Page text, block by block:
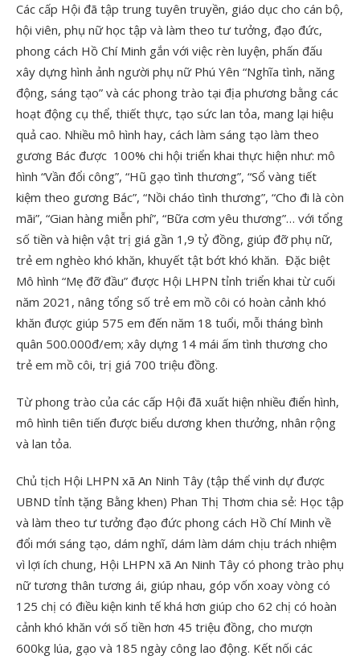
Các cấp Hội đã tập trung tuyên truyền, giáo dục cho cán bộ,
hội viên, phụ nữ học tập và làm theo tư tưởng, đạo đức,
phong cách Hồ Chí Minh gắn với việc rèn luyện, phấn đấu
xây dựng hình ảnh người phụ nữ Phú Yên “Nghĩa tình, năng
động, sáng tạo” và các phong trào tại địa phương bằng các
hoạt động cụ thể, thiết thực, tạo sức lan tỏa, mang lại hiệu
quả cao. Nhiều mô hình hay, cách làm sáng tạo làm theo
gương Bác được 100% chi hội triển khai thực hiện như: mô
hình “Vần đổi công”, “Hũ gạo tình thương”, “Sổ vàng tiết
kiệm theo gương Bác”, “Nồi cháo tình thương”, “Cho đi là còn
mãi”, “Gian hàng miễn phí”, “Bữa cơm yêu thương”… với tổng
số tiền và hiện vật trị giá gần 1,9 tỷ đồng, giúp đỡ phụ nữ,
trẻ em nghèo khó khăn, khuyết tật bớt khó khăn. Đặc biệt
Mô hình “Mẹ đỡ đầu” được Hội LHPN tỉnh triển khai từ cuối
năm 2021, nâng tổng số trẻ em mồ côi có hoàn cảnh khó
khăn được giúp 575 em đến năm 18 tuổi, mỗi tháng bình
quân 500.000đ/em; xây dựng 14 mái ấm tình thương cho
trẻ em mồ côi, trị giá 700 triệu đồng.
Từ phong trào của các cấp Hội đã xuất hiện nhiều điển hình,
mô hình tiên tiến được biểu dương khen thưởng, nhân rộng
và lan tỏa.
Chủ tịch Hội LHPN xã An Ninh Tây (tập thể vinh dự được
UBND tỉnh tặng Bằng khen) Phan Thị Thơm chia sẻ: Học tập
và làm theo tư tưởng đạo đức phong cách Hồ Chí Minh về
đổi mới sáng tạo, dám nghĩ, dám làm dám chịu trách nhiệm
vì lợi ích chung, Hội LHPN xã An Ninh Tây có phong trào phụ
nữ tương thân tương ái, giúp nhau, góp vốn xoay vòng có
125 chị có điều kiện kinh tế khá hơn giúp cho 62 chị có hoàn
cảnh khó khăn với số tiền hơn 45 triệu đồng, cho mượn
600kg lúa, gạo và 185 ngày công lao động. Kết nối các